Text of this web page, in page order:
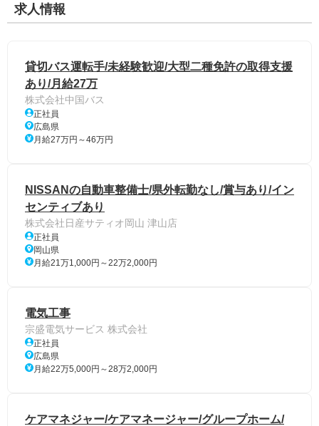
求人情報
貸切バス運転手/未経験歓迎/大型二種免許の取得支援
あり/月給27万
株式会社中国バス
正社員
広島県
月給27万円～46万円
NISSANの自動車整備士/県外転勤なし/賞与あり/イン
センティブあり
株式会社日産サティオ岡山 津山店
正社員
岡山県
月給21万1,000円～22万2,000円
電気工事
宗盛電気サービス 株式会社
正社員
広島県
月給22万5,000円～28万2,000円
ケアマネジャー/ケアマネージャー/グループホーム/